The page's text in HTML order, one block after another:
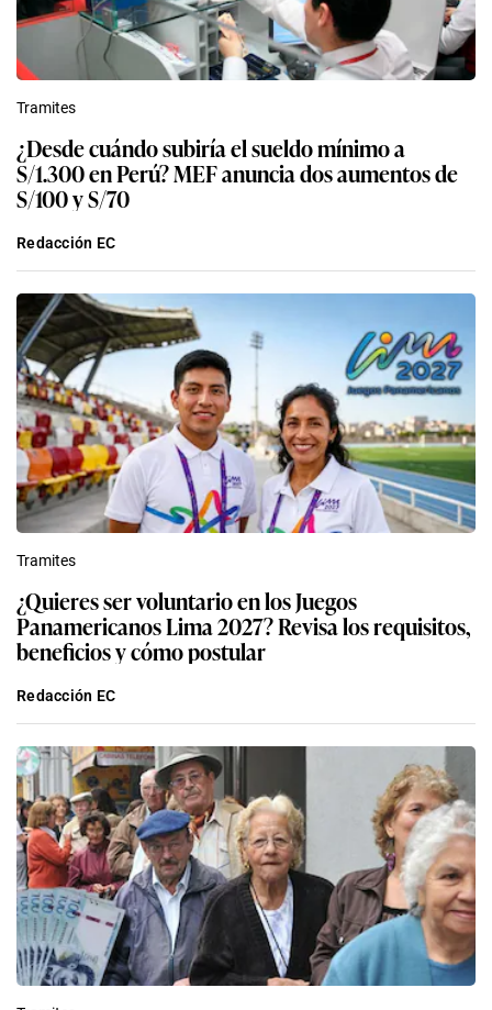
Tramites
¿Desde cuándo subiría el sueldo mínimo a
S/1.300 en Perú? MEF anuncia dos aumentos de
S/100 y S/70
Redacción EC
Tramites
¿Quieres ser voluntario en los Juegos
Panamericanos Lima 2027? Revisa los requisitos,
beneficios y cómo postular
Redacción EC